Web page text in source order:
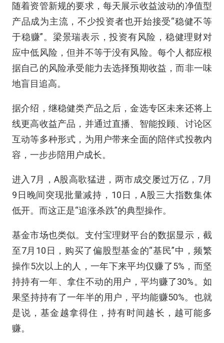
随着资管新规的要求，每天展示收益波动的净值型
产品成为主流，不少投资者也开始接受“稳健不等
于稳赚”。梁景瑞表示，投资有风险，稳健理财对
应中低风险，但并不等于没有风险。每个人都应根
据自己的风险承受能力去选择预期收益，而非一味
地盲目追高。
据介绍，继稳健类产品之后，金选专区未来还将上
线更高收益产品，并通过直播、智能投顾、讨论区
互动等多种形式，为用户带来全面的陪伴式投教内
容，一步步陪用户成长。
进入7月，A股高歌猛进，两市成交屡过万亿，7月
9日晚间突现批量减持，10日，A股三大指数集体
低开。而这正是“追涨杀跌”的典型操作。
基金市场也类似。支付宝理财平台的数据显示，截
至7月10日，购买了偏股型基金的“基民”中，频繁
操作5次以上的人，一年下来平均仅赚了5%，而坚
持持有一年、拿住不动的用户，平均赚了30%。如
果坚持持有了一年半的用户，平均能赚50%。也就
是说，基金越拿得住，持有时间越长，越可能多
赚。